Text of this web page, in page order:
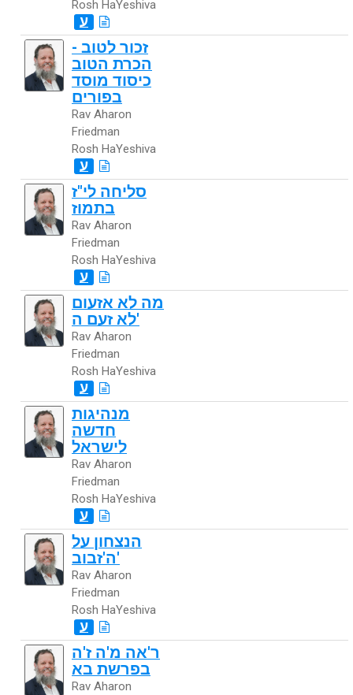
Rosh HaYeshiva
ע
זכור לטוב -
הכרת הטוב
כיסוד מוסד
בפורים
Rav Aharon
Friedman
Rosh HaYeshiva
ע
סליחה לי"ז
בתמוז
Rav Aharon
Friedman
Rosh HaYeshiva
ע
מה לא אזעום
לא זעם ה'
Rav Aharon
Friedman
Rosh HaYeshiva
ע
מנהיגות
חדשה
לישראל
Rav Aharon
Friedman
Rosh HaYeshiva
ע
הנצחון על
ה'זבוב'
Rav Aharon
Friedman
Rosh HaYeshiva
ע
ר'אה מ'ה ז'ה
בפרשת בא
Rav Aharon